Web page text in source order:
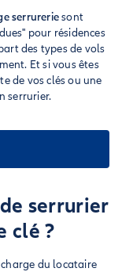
serrureriesont
pour résidences
des types de vols
Et si vous êtes
de vos clés ou une
serrurier.
serrurier
clé ?
du locataire